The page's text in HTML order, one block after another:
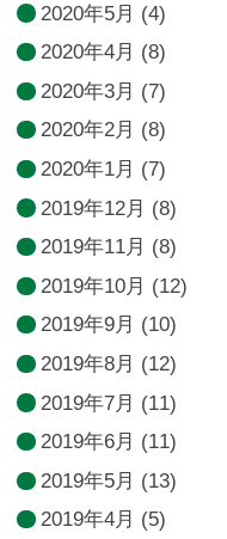
2020年5月 (4)
2020年4月 (8)
2020年3月 (7)
2020年2月 (8)
2020年1月 (7)
2019年12月 (8)
2019年11月 (8)
2019年10月 (12)
2019年9月 (10)
2019年8月 (12)
2019年7月 (11)
2019年6月 (11)
2019年5月 (13)
2019年4月 (5)